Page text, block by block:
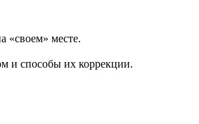
«своем» месте.
и способы их коррекции.